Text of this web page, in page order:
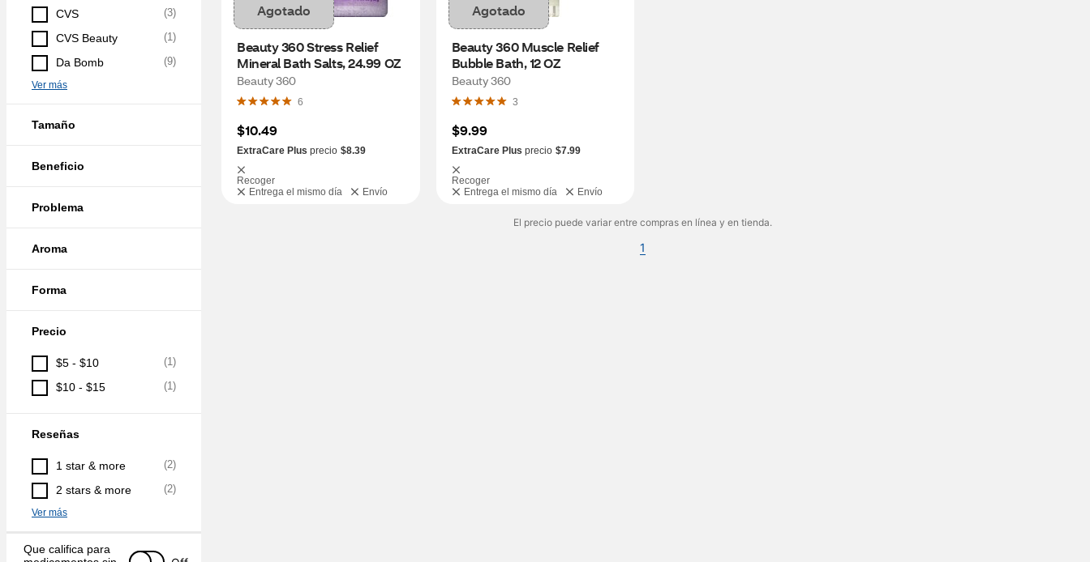
CVS (3)
CVS Beauty (1)
Da Bomb (9)
Ver más
Tamaño
Beneficio
Problema
Aroma
Forma
Precio
$5 - $10 (1)
$10 - $15 (1)
Reseñas
1 star & more (2)
2 stars & more (2)
Ver más
Que califica para
Agotado
Beauty 360 Stress Relief
Mineral Bath Salts, 24.99 OZ
Beauty 360
6
$10.49
ExtraCare Plus precio $8.39
Recoger
Entrega el mismo día
Envío
Agotado
Beauty 360 Muscle Relief
Bubble Bath, 12 OZ
Beauty 360
3
$9.99
ExtraCare Plus precio $7.99
Recoger
Entrega el mismo día
Envío
El precio puede variar entre compras en línea y en tienda.
1